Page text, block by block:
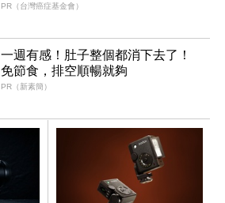
PR（台灣癌症基金會）
一週有感！肚子整個都消下去了！
免節食，排空順暢就夠
PR（新素簡）